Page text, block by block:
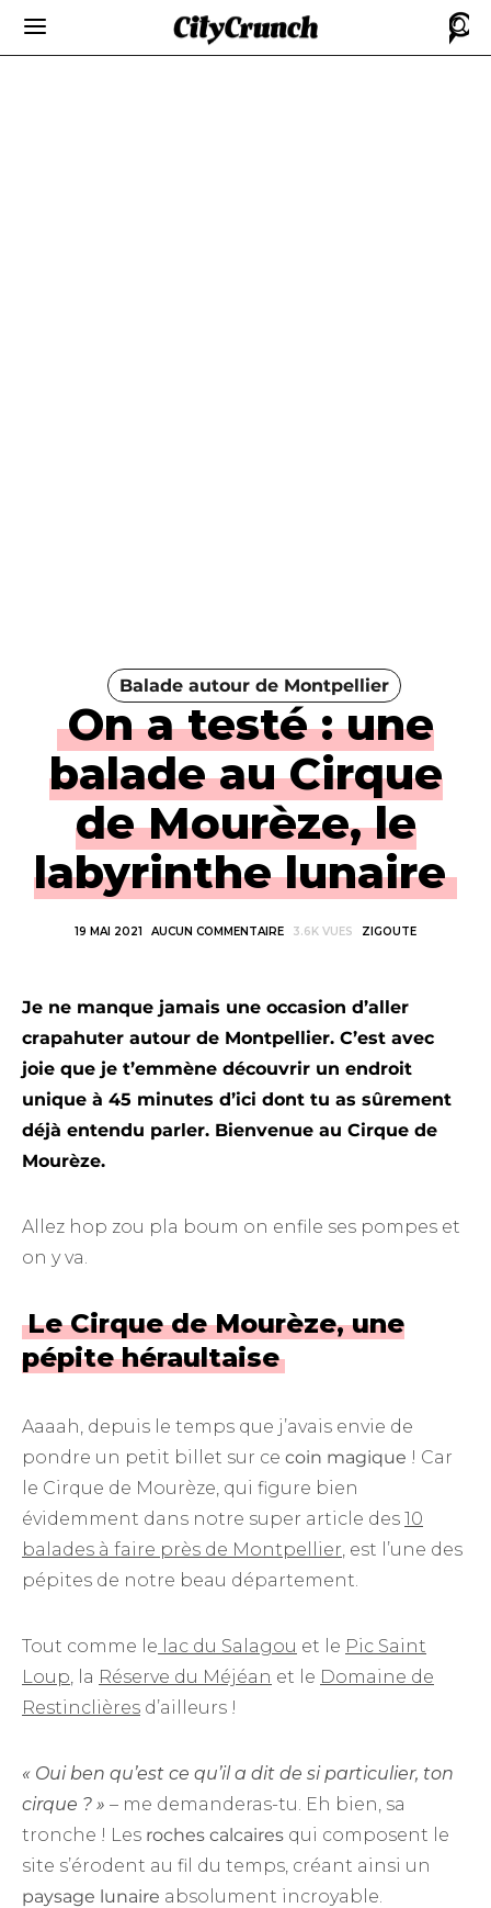
Balade autour de Montpellier
On a testé : une
balade au Cirque
de Mourèze, le
labyrinthe lunaire
19 MAI 2021 AUCUN COMMENTAIRE 3.6K VUES ZIGOUTE
Je ne manque jamais une occasion d’aller
crapahuter autour de Montpellier. C’est avec
joie que je t’emmène découvrir un endroit
unique à 45 minutes d’ici dont tu as sûrement
déjà entendu parler. Bienvenue au Cirque de
Mourèze.
Allez hop zou pla boum on enfile ses pompes et
on y va.
Le Cirque de Mourèze, une
pépite héraultaise
Aaaah, depuis le temps que j’avais envie de
pondre un petit billet sur ce coin magique ! Car
le Cirque de Mourèze, qui figure bien
évidemment dans notre super article des 10
balades à faire près de Montpellier, est l’une des
pépites de notre beau département.
Tout comme le lac du Salagou et le Pic Saint
Loup, la Réserve du Méjéan et le Domaine de
Restinclières d’ailleurs !
« Oui ben qu’est ce qu’il a dit de si particulier, ton
cirque ? » – me demanderas-tu. Eh bien, sa
tronche ! Les roches calcaires qui composent le
site s’érodent au fil du temps, créant ainsi un
paysage lunaire absolument incroyable.